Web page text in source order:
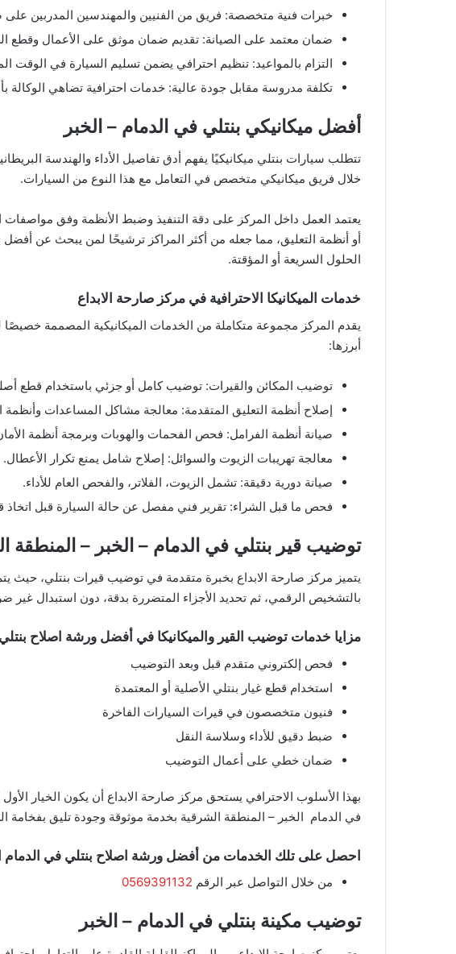
خبرات فنية متخصصة: فريق من الفنيين والمهندسين المدربين على
ضمان معتمد على الصيانة: تقديم ضمان موثق على الأعمال وقطع
التزام بالمواعيد: تنظيم احترافي يضمن تسليم السيارة في الوقت
تكلفة مدروسة مقابل جودة عالية: خدمات احترافية تضاهي الوكالة
أفضل ميكانيكي بنتلي في الدمام – الخبر
تتطلب سيارات بنتلي ميكانيكيًا يفهم أدق تفاصيل الأداء والهندسة
خلال فريق ميكانيكي متخصص في التعامل مع هذا النوع من السيارات.
يعتمد العمل داخل المركز على دقة التنفيذ وضبط الأنظمة وفق
أو أنظمة التعليق، مما جعله من أكثر المراكز ترشيحًا لمن يبحث عن أفضل
الحلول السريعة أو المؤقتة.
خدمات الميكانيكا الاحترافية في مركز صارحة الابداع
يقدم المركز مجموعة متكاملة من الخدمات الميكانيكية المصممة خصيصًا
أبرزها:
توضيب المكائن والقيرات: توضيب كامل أو جزئي باستخدام قطع
إصلاح أنظمة التعليق المتقدمة: معالجة مشاكل المساعدات وأنظمة
صيانة أنظمة الفرامل: فحص الفحمات والهوبات وبرمجة أنظمة
معالجة تهريبات الزيوت والسوائل: إصلاح شامل يمنع تكرار الأعطال.
صيانة دورية دقيقة: تشمل الزيوت، الفلاتر، والفحص العام للأداء.
فحص ما قبل الشراء: تقرير فني مفصل عن حالة السيارة قبل اتخاذ
توضيب قير بنتلي في الدمام – الخبر – المنطقة
يتميز مركز صارحة الابداع بخبرة متقدمة في توضيب قيرات بنتلي، حيث
بالتشخيص الرقمي، ثم تحديد الأجزاء المتضررة بدقة، دون استبدال غير
مزايا خدمات توضيب القير والميكانيكا في أفضل ورشة اصلاح
فحص إلكتروني متقدم قبل وبعد التوضيب
استخدام قطع غيار بنتلي الأصلية أو المعتمدة
فنيون متخصصون في قيرات السيارات الفاخرة
ضبط دقيق للأداء وسلاسة النقل
ضمان خطي على أعمال التوضيب
بهذا الأسلوب الاحترافي يستحق مركز صارحة الابداع أن يكون الخيار
في الدمام الخبر – المنطقة الشرقية بخدمة موثوقة وجودة تليق بفخامة
احصل على تلك الخدمات من أفضل ورشة اصلاح بنتلي في الدمام
من خلال التواصل عبر الرقم 0569391132
توضيب مكينة بنتلي في الدمام – الخبر